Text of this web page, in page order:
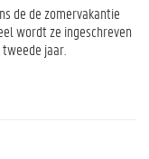
de de zomervakantie
wordt ze ingeschreven
jaar.